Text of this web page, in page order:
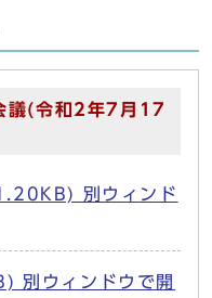
議(令和2年7月17
別ウィンド
別ウィンドウで開